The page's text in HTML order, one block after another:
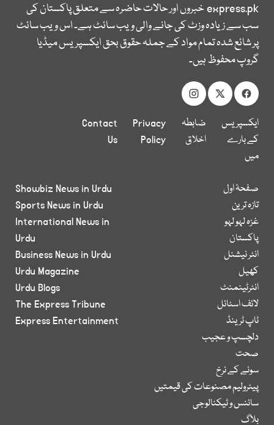
express.pkخبروں اور حالات حاضرہ سے متعلق پاکستان کی
سب سے زیادہ وزٹ کی جانے والی ویب سائٹ ہے۔ اس ویب سائٹ
پر شائع شدہ تمام مواد کے جملہ حقوق بحق ایکسپریس میڈیا
گروپ محفوظ ہیں۔
ایکسپریس
کے بارے
میں
ضابطہ
اخلاق
Privacy
Policy
Contact
Us
صفحۂ اول
تازہ ترین
غزہ لہو لہو
پاکستان
انٹر نیشنل
کھیل
انٹرٹینمنٹ
لائف اسٹائل
ٹاپ ٹرینڈ
دلچسپ و عجیب
صحت
سونے کے نرخ
پیٹرولیم مصنوعات کی قیمتیں
سائنس و ٹیکنالوجی
بلاگ
Showbiz News in Urdu
Sports News in Urdu
International News in
Urdu
Business News in Urdu
Urdu Magazine
Urdu Blogs
The Express Tribune
Express Entertainment